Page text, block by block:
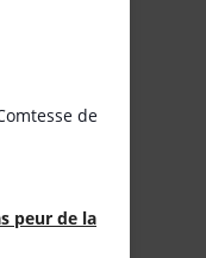
de
peur de la